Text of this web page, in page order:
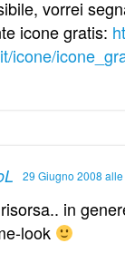
vorrei
icone gratis:
icone/
29 Giugno 2008
in
look